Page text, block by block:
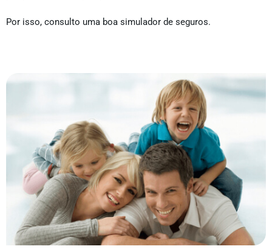
Por isso, consulto uma boa simulador de seguros.